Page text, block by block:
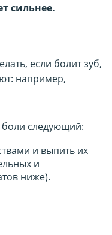
сильнее.
если болит зуб,
например,
боли следующий:
и выпить их
и
ниже).